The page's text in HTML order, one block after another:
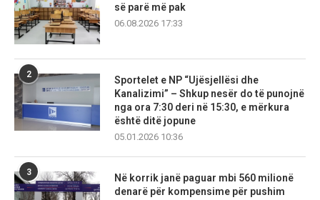
së parë më pak
06.08.2026 17:33
2
Sportelet e NP “Ujësjellësi dhe
Kanalizimi” – Shkup nesër do të punojnë
nga ora 7:30 deri në 15:30, e mërkura
është ditë jopune
05.01.2026 10:36
3
Në korrik janë paguar mbi 560 milionë
denarë për kompensime për pushim